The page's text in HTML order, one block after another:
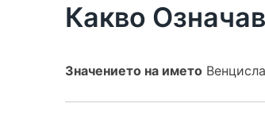
Какво
Значението на името